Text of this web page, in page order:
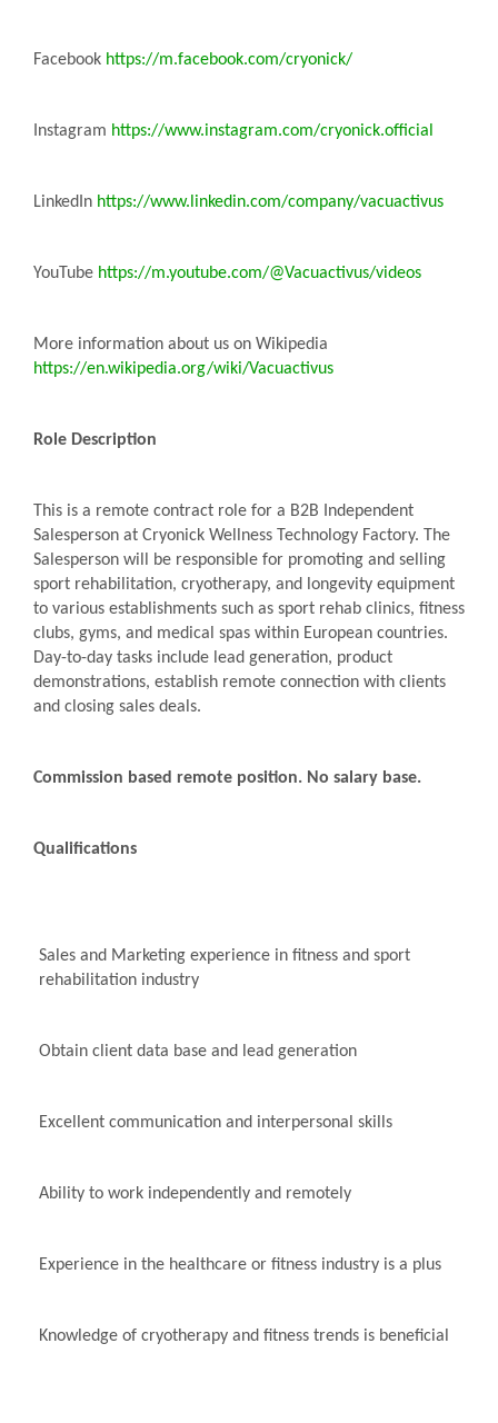
Facebook https://m.facebook.com/cryonick/
Instagram https://www.instagram.com/cryonick.official
LinkedIn https://www.linkedin.com/company/vacuactivus
YouTube https://m.youtube.com/@Vacuactivus/videos
More information about us on Wikipedia
https://en.wikipedia.org/wiki/Vacuactivus
Role Description
This is a remote contract role for a B2B Independent
Salesperson at Cryonick Wellness Technology Factory. The
Salesperson will be responsible for promoting and selling
sport rehabilitation, cryotherapy, and longevity equipment
to various establishments such as sport rehab clinics, fitness
clubs, gyms, and medical spas within European countries.
Day-to-day tasks include lead generation, product
demonstrations, establish remote connection with clients
and closing sales deals.
Commission based remote position. No salary base.
Qualifications
Sales and Marketing experience in fitness and sport
rehabilitation industry
Obtain client data base and lead generation
Excellent communication and interpersonal skills
Ability to work independently and remotely
Experience in the healthcare or fitness industry is a plus
Knowledge of cryotherapy and fitness trends is beneficial